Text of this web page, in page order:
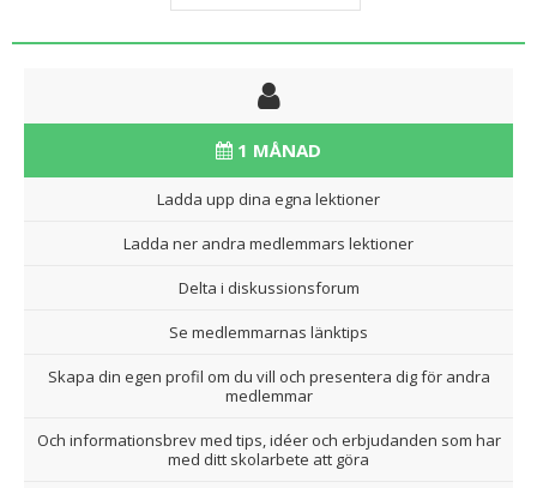
1 MÅNAD
Ladda upp dina egna lektioner
Ladda ner andra medlemmars lektioner
Delta i diskussionsforum
Se medlemmarnas länktips
Skapa din egen profil om du vill och presentera dig för andra
medlemmar
Och informationsbrev med tips, idéer och erbjudanden som har
med ditt skolarbete att göra